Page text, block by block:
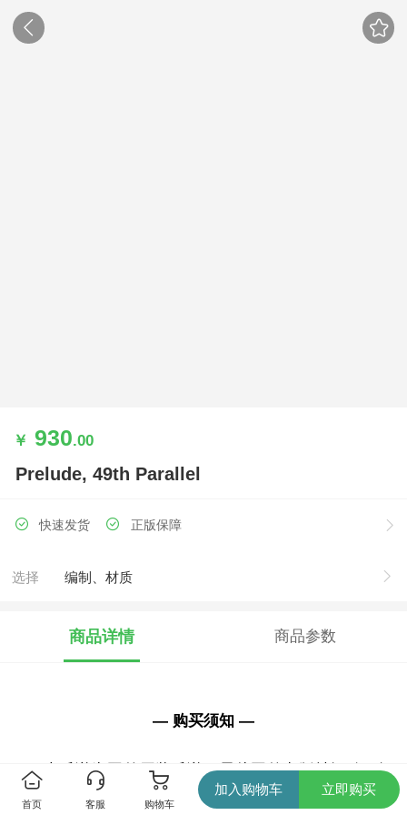
￥ 930.00
Prelude, 49th Parallel
快速发货 正版保障
选择 编制、材质
商品详情 商品参数
— 购买须知 —
本乐谱为国外原装乐谱，需从国外出版社订购，订
购时间约需2-3周。
首页 客服 购物车
加入购物车 立即购买